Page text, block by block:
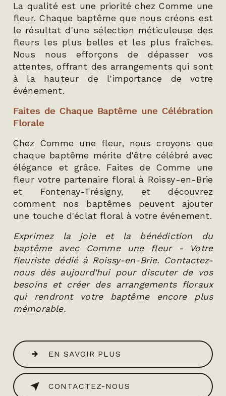
La qualité est une priorité chez Comme une
fleur. Chaque baptême que nous créons est
le résultat d'une sélection méticuleuse des
fleurs les plus belles et les plus fraîches.
Nous nous efforçons de dépasser vos
attentes, offrant des arrangements qui sont
à la hauteur de l'importance de votre
événement.
Faites de Chaque Baptême une Célébration
Florale
Chez Comme une fleur, nous croyons que
chaque baptême mérite d'être célébré avec
élégance et grâce. Faites de Comme une
fleur votre partenaire floral à Roissy-en-Brie
et Fontenay-Trésigny, et découvrez
comment nos baptêmes peuvent ajouter
une touche d'éclat floral à votre événement.
Exprimez la joie et la bénédiction du
baptême avec Comme une fleur - Votre
fleuriste dédié à Roissy-en-Brie. Contactez-
nous dès aujourd'hui pour discuter de vos
besoins et créer des arrangements floraux
qui rendront votre baptême encore plus
mémorable.
EN SAVOIR PLUS
CONTACTEZ-NOUS